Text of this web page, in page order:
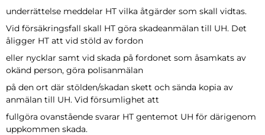
underrättelse meddelar HT vilka åtgärder som skall vidtas.
Vid försäkringsfall skall HT göra skadeanmälan till UH. Det
åligger HT att vid stöld av fordon
eller nycklar samt vid skada på fordonet som åsamkats av
okänd person, göra polisanmälan
på den ort där stölden/skadan skett och sända kopia av
anmälan till UH. Vid försumlighet att
fullgöra ovanstående svarar HT gentemot UH för därigenom
uppkommen skada.